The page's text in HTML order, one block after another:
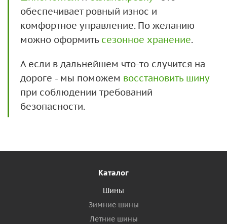
обеспечивает ровный износ и
комфортное управление. По желанию
можно оформить сезонное хранение.
А если в дальнейшем что-то случится на
дороге - мы поможем восстановить шину
при соблюдении требований
безопасности.
Каталог
Шины
Зимние шины
Летние шины